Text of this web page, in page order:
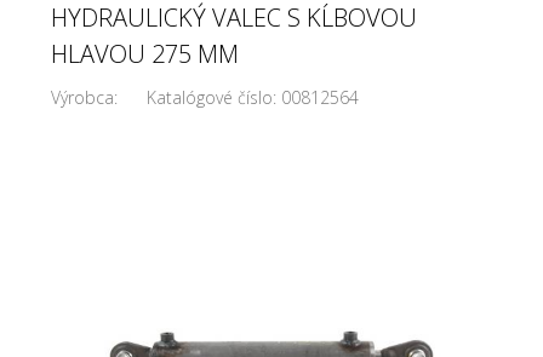
HYDRAULICKÝ VALEC S KĹBOVOU
HLAVOU 275 MM
Výrobca: Katalógové číslo: 00812564